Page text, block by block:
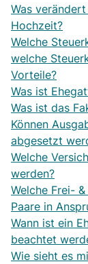
Was
Hochzeit?
Welche
welche
Vorteile?
Was ist
Was ist das
Können
abgesetzt
Welche
werden?
Welche Frei-
Paare in
Wann ist ein
beachtet
Wie sieht es